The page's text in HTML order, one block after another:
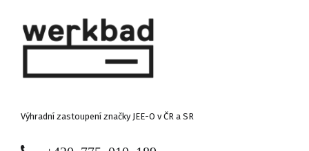
Výhradní zastoupení značky JEE-O v ČR a SR